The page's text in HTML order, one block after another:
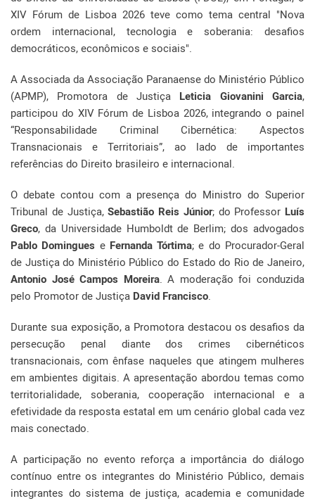
XIV Fórum de Lisboa 2026 teve como tema central "Nova
ordem internacional, tecnologia e soberania: desafios
democráticos, econômicos e sociais".
A Associada da Associação Paranaense do Ministério Público
(APMP), Promotora de Justiça Leticia Giovanini Garcia,
participou do XIV Fórum de Lisboa 2026, integrando o painel
“Responsabilidade Criminal Cibernética: Aspectos
Transnacionais e Territoriais”, ao lado de importantes
referências do Direito brasileiro e internacional.
O debate contou com a presença do Ministro do Superior
Tribunal de Justiça,Sebastião Reis Júnior; do Professor Luís
Greco, da Universidade Humboldt de Berlim; dos advogados
Pablo Domingues eFernanda Tórtima; e do Procurador-Geral
de Justiça do Ministério Público do Estado do Rio de Janeiro,
Antonio José Campos Moreira. A moderação foi conduzida
pelo Promotor de Justiça David Francisco.
Durante sua exposição, a Promotora destacou os desafios da
persecução penal diante dos crimes cibernéticos
transnacionais, com ênfase naqueles que atingem mulheres
em ambientes digitais. A apresentação abordou temas como
territorialidade, soberania, cooperação internacional e a
efetividade da resposta estatal em um cenário global cada vez
mais conectado.
A participação no evento reforça a importância do diálogo
contínuo entre os integrantes do Ministério Público, demais
integrantes do sistema de justiça, academia e comunidade